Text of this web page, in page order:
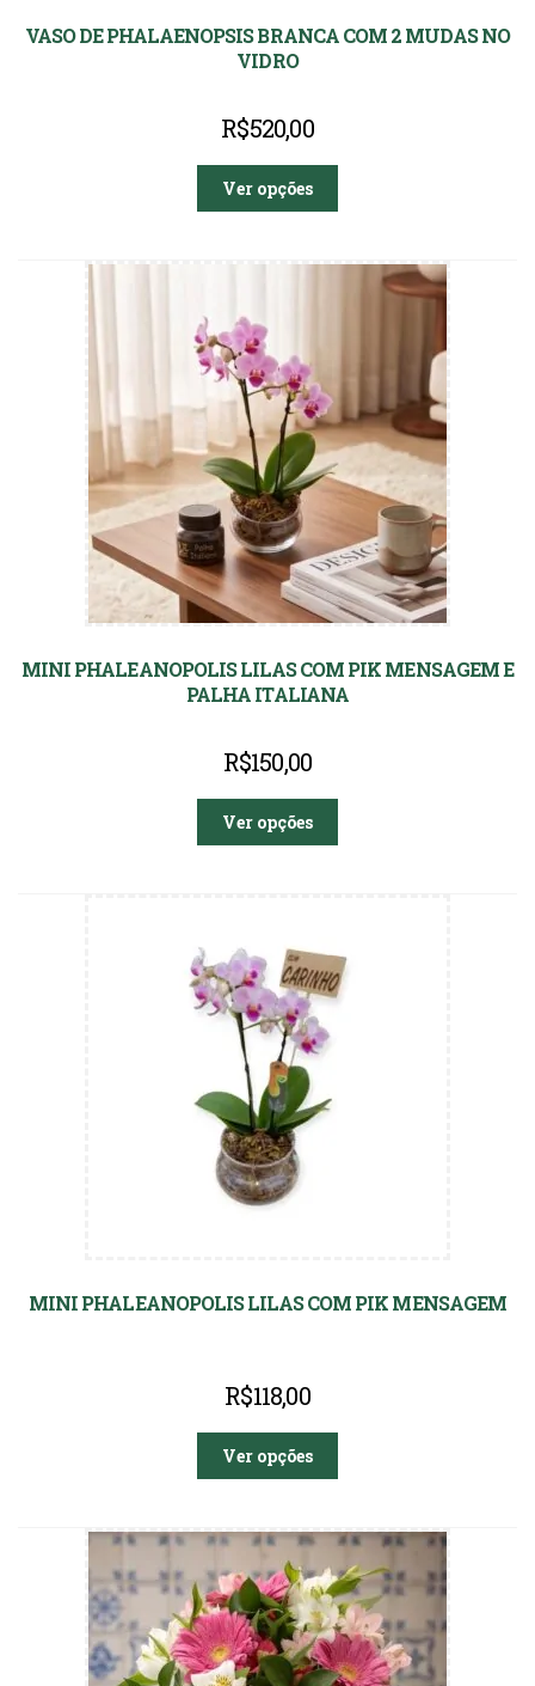
VASO DE PHALAENOPSIS BRANCA COM 2 MUDAS NO
VIDRO
R$520,00
Ver opções
MINI PHALEANOPOLIS LILAS COM PIK MENSAGEM E
PALHA ITALIANA
R$150,00
Ver opções
MINI PHALEANOPOLIS LILAS COM PIK MENSAGEM
R$118,00
Ver opções